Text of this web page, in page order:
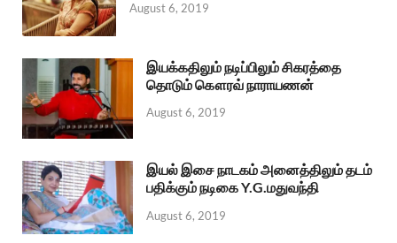
August 6, 2019
இயக்கதிலும் நடிப்பிலும் சிகரத்தை
தொடும் கௌரவ் நாராயணன்
August 6, 2019
இயல் இசை நாடகம் அனைத்திலும் தடம்
பதிக்கும் நடிகை Y.G.மதுவந்தி
August 6, 2019